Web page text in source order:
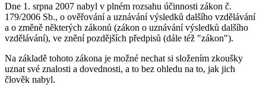
Dne 1. srpna 2007 nabyl v plném rozsahu účinnosti zákon č.
179/2006 Sb., o ověřování a uznávání výsledků dalšího vzdělávání
a o změně některých zákonů (zákon o uznávání výsledků dalšího
vzdělávání), ve znění pozdějších předpisů (dále též "zákon").
Na základě tohoto zákona je možné nechat si složením zkoušky
uznat své znalosti a dovednosti, a to bez ohledu na to, jak jich
člověk nabyl.